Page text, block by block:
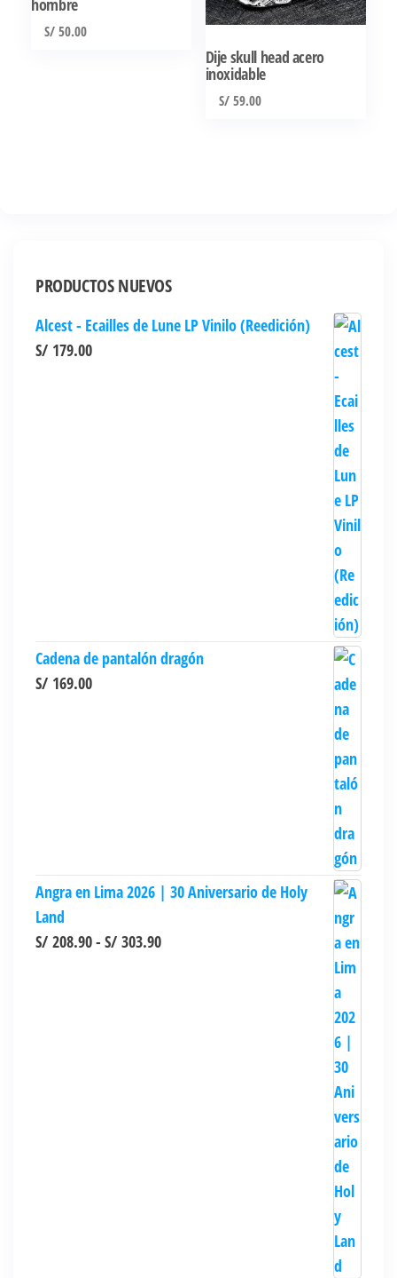
la
página
de
producto
hombre
S/50.00
Dije skull head acero
inoxidable
S/59.00
PRODUCTOS NUEVOS
Alcest - Ecailles de Lune LP Vinilo (Reedición)
S/ 179.00
Cadena de pantalón dragón
S/ 169.00
Angra en Lima 2026 | 30 Aniversario de Holy
Land
S/ 208.90- S/ 303.90Rango